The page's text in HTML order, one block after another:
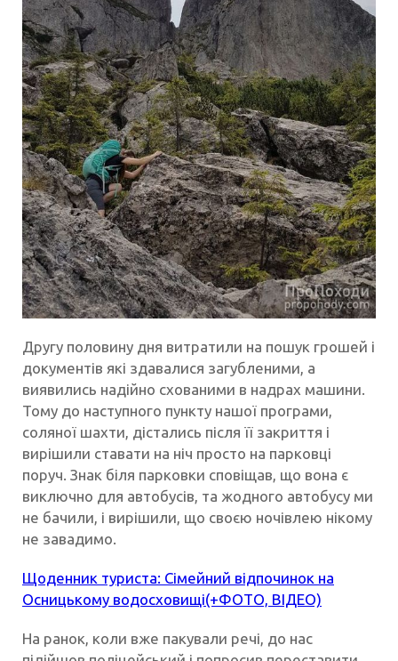
Другу половину дня витратили на пошук грошей і
документів які здавалися загубленими, а
виявились надійно схованими в надрах машини.
Тому до наступного пункту нашої програми,
соляної шахти, дістались після її закриття і
вирішили ставати на ніч просто на парковці
поруч. Знак біля парковки сповіщав, що вона є
виключно для автобусів, та жодного автобусу ми
не бачили, і вирішили, що своєю ночівлею нікому
не завадимо.
Щоденник туриста: Сімейний відпочинок на
Осницькому водосховищі(+ФОТО, ВІДЕО)
На ранок, коли вже пакували речі, до нас